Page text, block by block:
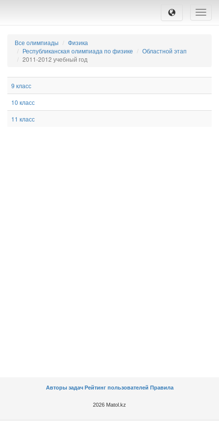
Toggle
Все олимпиады
Физика
Республиканская олимпиада по физике
Областной этап
2011-2012 учебный год
9 класс
10 класс
11 класс
Авторы задач Рейтинг пользователей Правила
2026 Matol.kz